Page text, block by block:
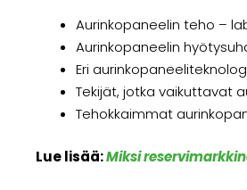
Aurinkopaneelin teho –
Aurinkopaneelin
Eri
Tekijät, jotka vaikuttavat
Tehokkaimmat
Lue lisää:Miksi